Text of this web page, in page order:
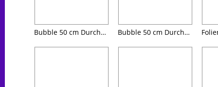
Bubble 50 cm Durchmesser Schneemann fliegt etwa 4 Wochen Bubble 50 cm Durchmesser Weihnachtsmann mit Rentieren Bubble fliegt 4 Wochen lang